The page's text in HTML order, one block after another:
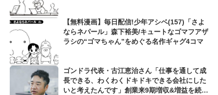
【無料漫画】毎日配信!少年アシベ(157)「さよ
ならネパール」森下裕美/キュートなゴマフアザ
ラシの“ゴマちゃん”をめぐる名作ギャグ4コマ
ゴンドラ代表・古江恵治さん「仕事を通して成
長できる、わくわくドキドキできる会社にした
いと考えたんです」創業来9期増収&増益を続け